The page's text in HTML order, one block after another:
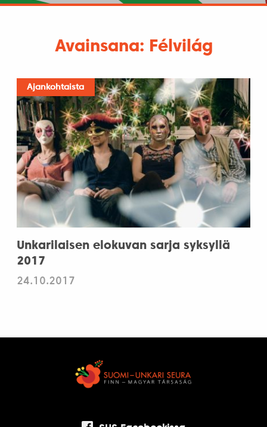
Avainsana: Félvilág
Ajankohtaista
Unkarilaisen elokuvan sarja syksyllä
2017
24.10.2017